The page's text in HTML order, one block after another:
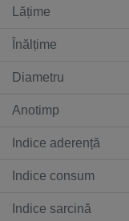
Lățime
Înălțime
Diametru
Anotimp
Indice aderență
Indice consum
Indice sarcină